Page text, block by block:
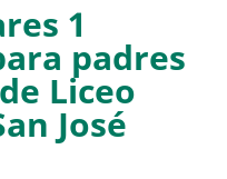
1
padres
Liceo
José